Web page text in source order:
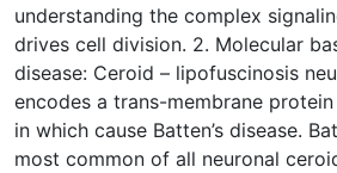
understanding the complex
drives cell division. 2. Molecular
disease: Ceroid – lipofuscinosis
encodes a trans-membrane
in which cause Batten’s disease.
most common of all neuronal